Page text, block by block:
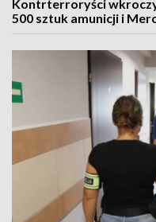
Kontrterroryści
500 sztuk amunicji i